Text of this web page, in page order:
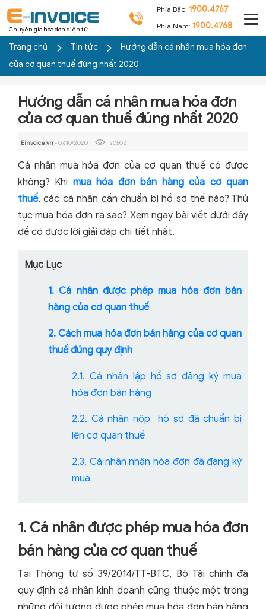
Chuyên gia hóa đơn điện tử
Phía Bắc: 1900.4767
Phía Nam: 1900.4768
Trang chủ Tin tức
Hướng dẫn cá nhân mua hóa đơn
của cơ quan thuế đúng nhất 2020
Hướng dẫn cá nhân mua hóa đơn
của cơ quan thuế đúng nhất 2020
Einvoice.vn- 07/10/2020 20502
Cá nhân mua hóa đơn của cơ quan thuế có được
không? Khi mua hóa đơn bán hàng của cơ quan
thuế, các cá nhân cần chuẩn bị hồ sơ thế nào? Thủ
tục mua hóa đơn ra sao? Xem ngay bài viết dưới đây
để có được lời giải đáp chi tiết nhất.
Mục Lục
1. Cá nhân được phép mua hóa đơn bán
hàng của cơ quan thuế
2. Cách mua hóa đơn bán hàng của cơ quan
thuế đúng quy định
2.1. Cá nhân lập hồ sơ đăng ký mua
hóa đơn bán hàng
2.2. Cá nhân nộp hồ sơ đã chuẩn bị
lên cơ quan thuế
2.3. Cá nhân nhận hóa đơn đã đăng ký
mua
1. Cá nhân được phép mua hóa đơn
bán hàng của cơ quan thuế
Tại Thông tư số 39/2014/TT-BTC, Bộ Tài chính đã
quy định cá nhân kinh doanh cũng thuộc một trong